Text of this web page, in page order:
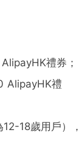
禮券；
AlipayHK禮
18歲用戶），